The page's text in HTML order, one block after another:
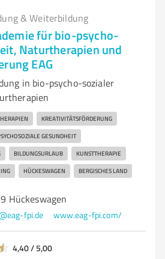
& Weiterbildung
für bio-psycho-
Naturtherapien und
EAG
in bio-psycho-sozialer
KREATIVITÄTSFÖRDERUNG
GESUNDHEIT
BILDUNGSURLAUB KUNSTTHERAPIE
HÜCKESWAGEN BERGISCHES LAND
Hückeswagen
fpi.de www.eag-fpi.com/
4,40 / 5,00